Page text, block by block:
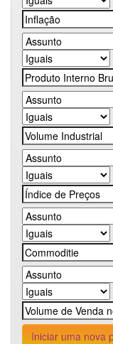
Iniciar uma nova